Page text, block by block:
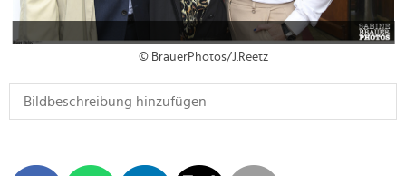
© BrauerPhotos/J.Reetz